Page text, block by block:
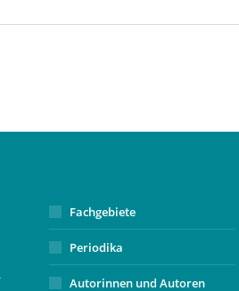
Fachgebiete
Periodika
Autorinnen und Autoren